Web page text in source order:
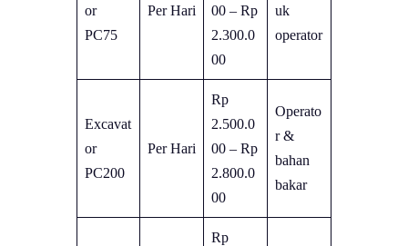
or
PC75
Per Hari
00 – Rp
2.300.0
00
uk
operator
Excavat
or
PC200
Per Hari
Rp
2.500.0
00 – Rp
2.800.0
00
Operato
r &
bahan
bakar
Rp